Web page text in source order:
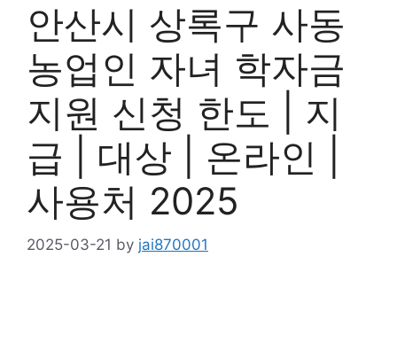
안산시 상록구 사동
농업인 자녀 학자금
지원 신청 한도 | 지
급 | 대상 | 온라인 |
사용처 2025
2025-03-21 by jai870001